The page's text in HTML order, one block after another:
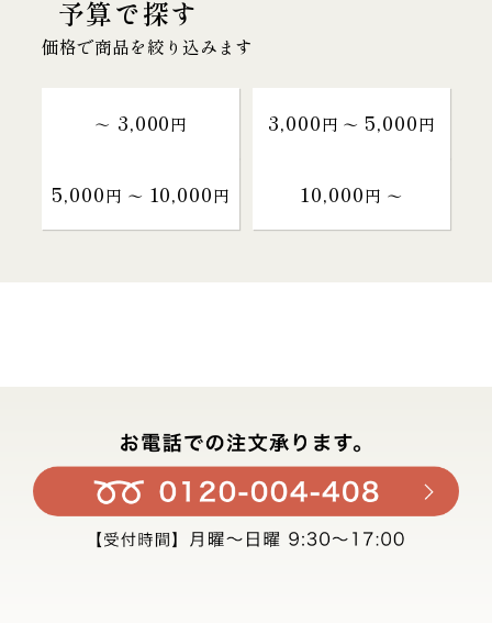
予算で探す
価格で商品を絞り込みます
～ 3,000円 3,000円 〜 5,000円
5,000円 〜 10,000円 10,000円 〜